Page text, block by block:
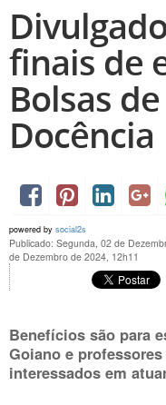
finais de
Bolsas
Docência
powered by social2s
Publicado: Segunda, 02 de
de Dezembro de 2024, 12h11
Benefícios são para
Goiano e
interessados em